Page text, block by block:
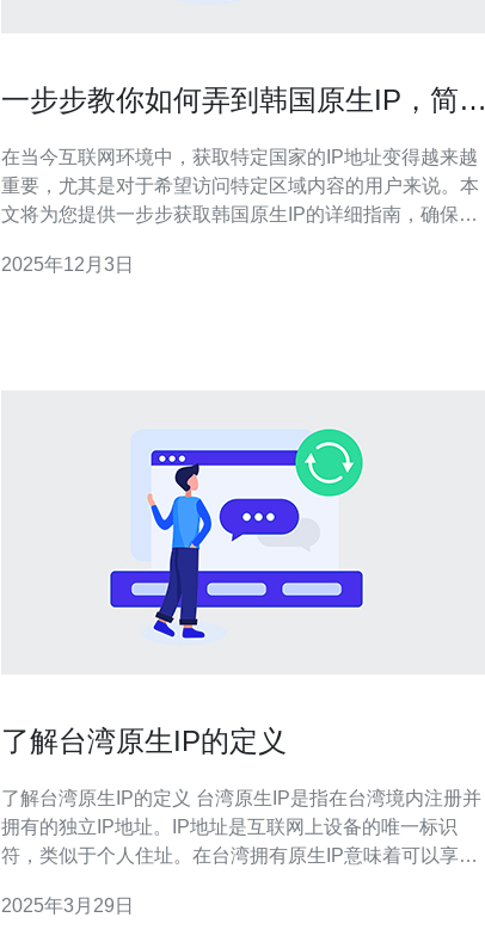
一步步教你如何弄到韩国原生IP，简单
在当今互联网环境中，获取特定国家的IP地址变得越来越
重要，尤其是对于希望访问特定区域内容的用户来说。本
文将为您提供一步步获取韩国原生IP的详细指南，确保每
VPN（虚拟专用网络）和代理服务器。下面将分别介绍这
2025年12月3日
了解台湾原生IP的定义
了解台湾原生IP的定义 台湾原生IP是指在台湾境内注册并
拥有的独立IP地址。IP地址是互联网上设备的唯一标识
符，类似于个人住址。在台湾拥有原生IP意味着可以享受
下几个优势： 网络速度更快：通过使用台湾原生IP，数据
2025年3月29日